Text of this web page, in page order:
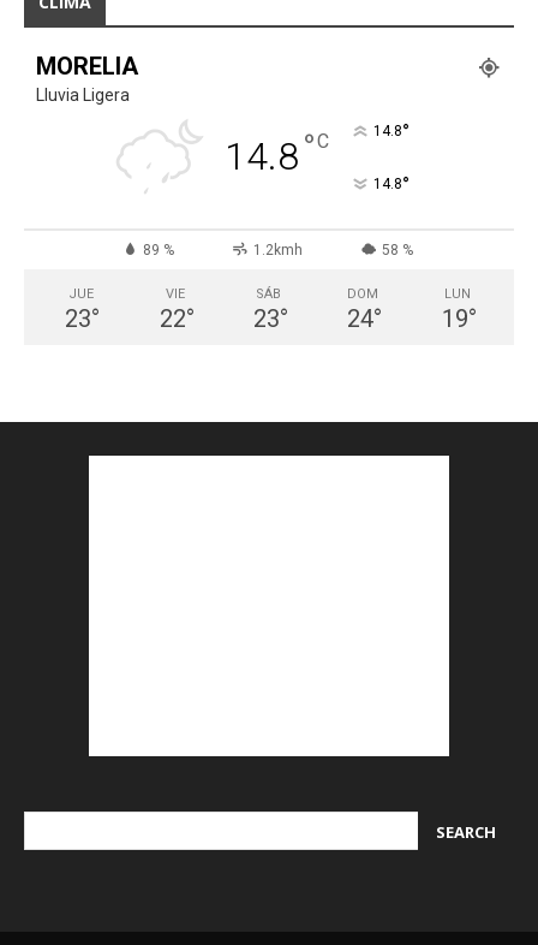
MORELIA
Lluvia Ligera
14.8°C 14.8°
14.8°
89 % 1.2kmh 58 %
JUE
23°
VIE
22°
SÁB
23°
DOM
24°
LUN
19°